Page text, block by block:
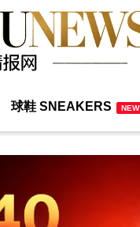
球鞋 SNEAKERS NEW